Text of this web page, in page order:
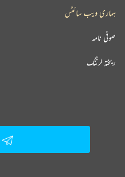
ہماری ویب سائٹس
صوفی نامہ
ریختہ لرننگ